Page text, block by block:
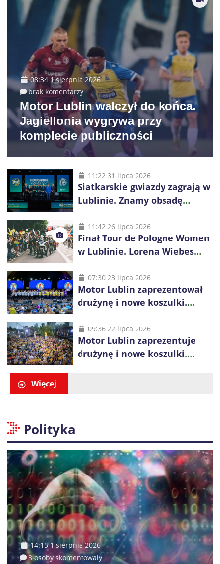
08:34 1 sierpnia 2026
brak komentarzy
Motor Lublin walczył do końca.
Jagiellonia wygrywa przy
komplecie publiczności
11:22 31 lipca 2026
Siatkarskie gwiazdy zagrają w
Lublinie. Znamy obsadę
11:42 26 lipca 2026
Finał Tour de Pologne Women
w Lublinie. Lorena Wiebes
07:30 23 lipca 2026
Motor Lublin zaprezentował
drużynę i nowe koszulki.
zespół w sezonie 2026/27
09:36 22 lipca 2026
Motor Lublin zaprezentuje
drużynę i nowe koszulki.
Więcej
Polityka
14:15 1 sierpnia 2026
3 osoby skomentowały